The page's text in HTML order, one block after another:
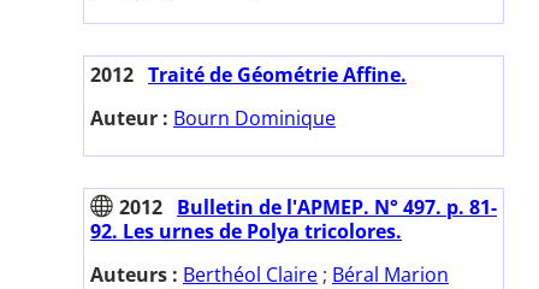
2012 Traité de Géométrie Affine.
Auteur : Bourn Dominique
2012 Bulletin de l'APMEP. N° 497. p. 81-
92. Les urnes de Polya tricolores.
Auteurs : Berthéol Claire ; Béral Marion